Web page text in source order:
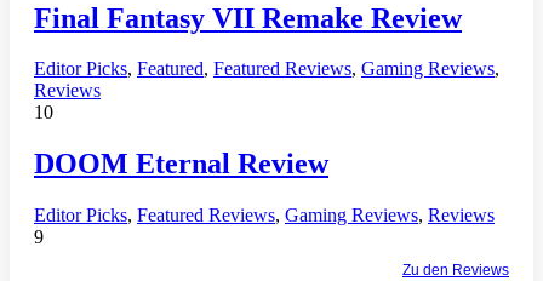
Final Fantasy VII Remake Review
Editor Picks, Featured, Featured Reviews, Gaming Reviews,
Reviews
10
DOOM Eternal Review
Editor Picks, Featured Reviews, Gaming Reviews, Reviews
9
Zu den Reviews